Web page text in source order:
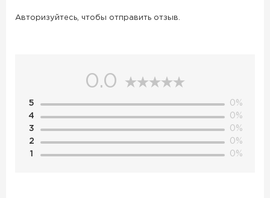
Авторизуйтесь, чтобы отправить отзыв.
0.0
5
0%
4
0%
3
0%
2
0%
1
0%